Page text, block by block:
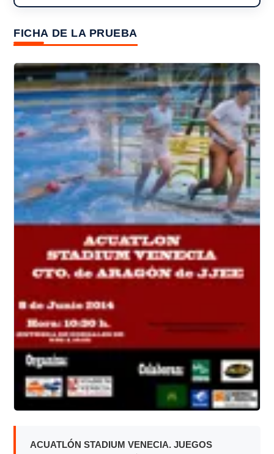
FICHA DE LA PRUEBA
ACUATLÓN STADIUM VENECIA. JUEGOS